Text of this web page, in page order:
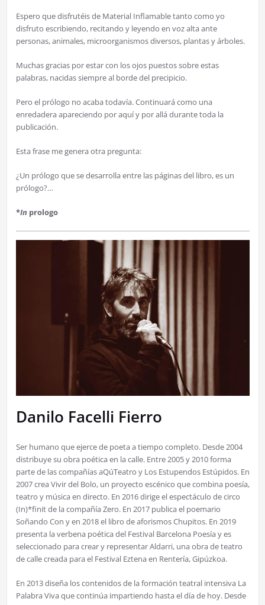
Espero que disfrutéis de Material Inflamable tanto como yo
disfruto escribiendo, recitando y leyendo en voz alta ante
personas, animales, microorganismos diversos, plantas y árboles.
Muchas gracias por estar con los ojos puestos sobre estas
palabras, nacidas siempre al borde del precipicio.
Pero el prólogo no acaba todavía. Continuará como una
enredadera apareciendo por aquí y por allá durante toda la
publicación.
Esta frase me genera otra pregunta:
¿Un prólogo que se desarrolla entre las páginas del libro, es un
prólogo?…
*In prologo
Danilo Facelli Fierro
Ser humano que ejerce de poeta a tiempo completo. Desde 2004
distribuye su obra poética en la calle. Entre 2005 y 2010 forma
parte de las compañías aQúTeatro y Los Estupendos Estúpidos. En
2007 crea Vivir del Bolo, un proyecto escénico que combina poesía,
teatro y música en directo. En 2016 dirige el espectáculo de circo
(In)*finit de la compañía Zero. En 2017 publica el poemario
Soñando Con y en 2018 el libro de aforismos Chupitos. En 2019
presenta la verbena poética del Festival Barcelona Poesía y es
seleccionado para crear y representar Aldarri, una obra de teatro
de calle creada para el Festival Eztena en Rentería, Gipúzkoa.
En 2013 diseña los contenidos de la formación teatral intensiva La
Palabra Viva que continúa impartiendo hasta el día de hoy. Desde